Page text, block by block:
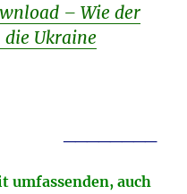
– Wie der
die Ukraine
umfassenden, auch